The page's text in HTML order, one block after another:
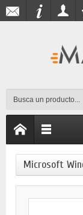
Microsoft